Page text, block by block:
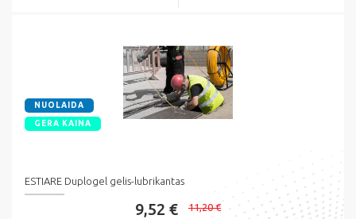
NUOLAIDA
GERA KAINA
ESTIARE Duplogel gelis-lubrikantas
9,52 € 11,20 €